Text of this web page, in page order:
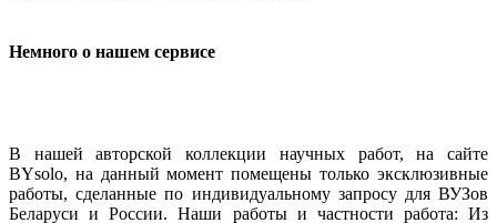
Немного о нашем сервисе
В нашей авторской коллекции научных работ, на сайте
BYsolo, на данный момент помещены только эксклюзивные
работы, сделанные по индивидуальному запросу для ВУЗов
Беларуси и России. Наши работы и частности работа: Из